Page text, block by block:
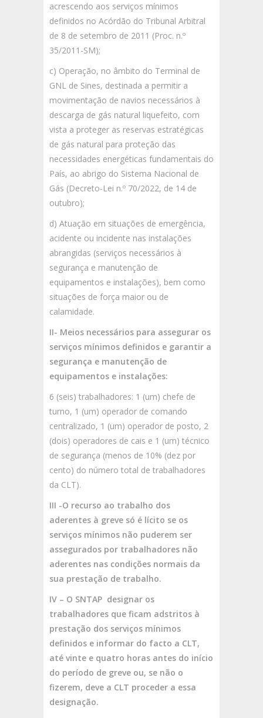
acrescendo aos serviços mínimos
definidos no Acórdão do Tribunal Arbitral
de 8 de setembro de 2011 (Proc. n.º
35/2011-SM);
c) Operação, no âmbito do Terminal de
GNL de Sines, destinada a permitir a
movimentação de navios necessários à
descarga de gás natural liquefeito, com
vista a proteger as reservas estratégicas
de gás natural para proteção das
necessidades energéticas fundamentais do
País, ao abrigo do Sistema Nacional de
Gás (Decreto-Lei n.º 70/2022, de 14 de
outubro);
d) Atuação em situações de emergência,
acidente ou incidente nas instalações
abrangidas (serviços necessários à
segurança e manutenção de
equipamentos e instalações), bem como
situações de força maior ou de
calamidade.
II- Meios necessários para assegurar os
serviços mínimos definidos e garantir a
segurança e manutenção de
equipamentos e instalações:
6 (seis) trabalhadores: 1 (um) chefe de
turno, 1 (um) operador de comando
centralizado, 1 (um) operador de posto, 2
(dois) operadores de cais e 1 (um) técnico
de segurança (menos de 10% (dez por
cento) do número total de trabalhadores
da CLT).
III -O recurso ao trabalho dos
aderentes à greve só é lícito se os
serviços mínimos não puderem ser
assegurados por trabalhadores não
aderentes nas condições normais da
sua prestação de trabalho.
IV – O SNTAP designar os
trabalhadores que ficam adstritos à
prestação dos serviços mínimos
definidos e informar do facto a CLT,
até vinte e quatro horas antes do início
do período de greve ou, se não o
fizerem, deve a CLT proceder a essa
designação.